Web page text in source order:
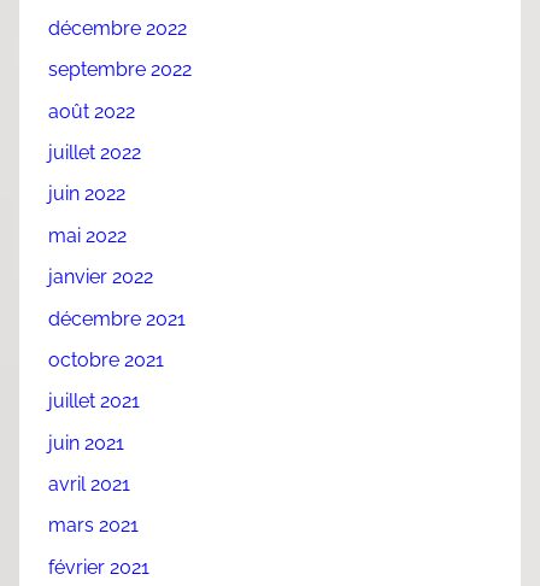
décembre 2022
septembre 2022
août 2022
juillet 2022
juin 2022
mai 2022
janvier 2022
décembre 2021
octobre 2021
juillet 2021
juin 2021
avril 2021
mars 2021
février 2021